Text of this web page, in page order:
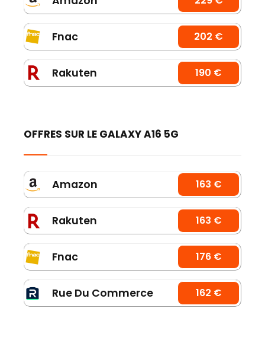
Fnac 202 €
Rakuten 190 €
OFFRES SUR LE GALAXY A16 5G
Amazon 163 €
Rakuten 163 €
Fnac 176 €
Rue Du Commerce 162 €